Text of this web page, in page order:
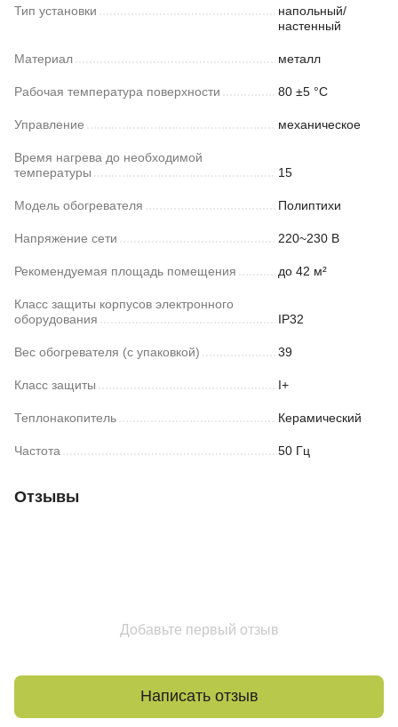
Тип установки
напольный/
настенный
Материал металл
Рабочая температура поверхности 80 ±5 °С
Управление механическое
Время нагрева до необходимой
температуры
15
Модель обогревателя Полиптихи
Напряжение сети 220~230 В
Рекомендуемая площадь помещения до 42 м²
Класс защиты корпусов электронного
оборудования
IP32
Вес обогревателя (с упаковкой) 39
Класс защиты I+
Теплонакопитель Керамический
Частота 50 Гц
Отзывы
Добавьте первый отзыв
Написать отзыв